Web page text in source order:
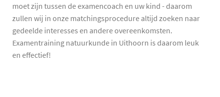
moet zijn tussen de examencoach en uw kind - daarom
zullen wij in onze matchingsprocedure altijd zoeken naar
gedeelde interesses en andere overeenkomsten.
Examentraining natuurkunde in Uithoorn is daarom leuk
en effectief!